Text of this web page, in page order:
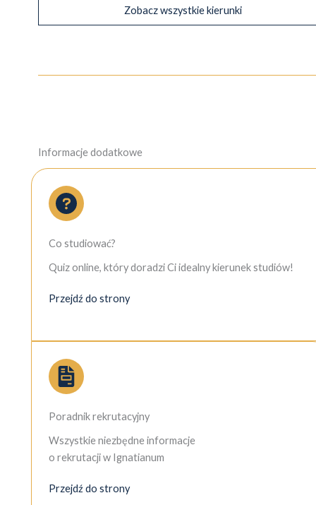
Zobacz wszystkie kierunki
Informacje dodatkowe
Co studiować?
Quiz online, który doradzi Ci idealny kierunek studiów!
Przejdź do strony
Poradnik rekrutacyjny
Wszystkie niezbędne informacje
o rekrutacji w Ignatianum
Przejdź do strony